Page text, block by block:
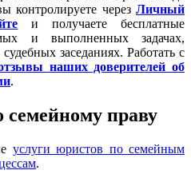
контролируете через Личный
и получаете бесплатные
и выполненных задачах,
заседаниях. Работать с
наших доверителей об
.
семейному праву
услуги юристов по семейным
.